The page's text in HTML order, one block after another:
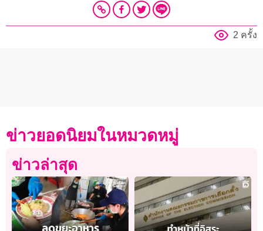
2 ครั้ง
ข่าวยอดนิยมในหมวดหมู่
ข่าวล่าสุด